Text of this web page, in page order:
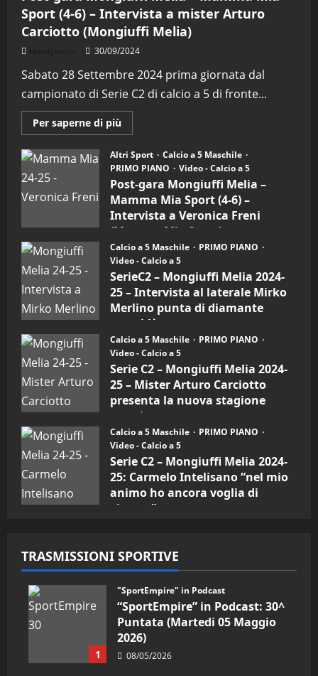
Sport (4-6) – Intervista a mister Arturo
Carciotto (Mongiuffi Melia)
30/09/2024
Sabato 28 Settembre 2024 prima giornata dal
campionato di Serie C2 di calcio a 5 di fronte...
Per saperne di più
informazioni
Post-
gara
Mongiuffi
Melia
–
Mamma
Mia
Sport
(4-
6)
–
Intervista
a
mister
Arturo
Carciotto
(Mongiuffi
Melia)
Altri Sport
Calcio a 5 Maschile
PRIMO PIANO
Video - Calcio a 5
Post-gara Mongiuffi Melia –
Mamma Mia Sport (4-6) –
Intervista a Veronica Freni
(Mamma Mia Sport)
30/09/2024
Calcio a 5 Maschile
PRIMO PIANO
Video - Calcio a 5
SerieC2 – Mongiuffi Melia 2024-
25 – Intervista al laterale Mirko
Merlino punta di diamante
rossoblù
26/09/2024
Calcio a 5 Maschile
PRIMO PIANO
Video - Calcio a 5
Serie C2 – Mongiuffi Melia 2024-
25 – Mister Arturo Carciotto
presenta la nuova stagione
sportiva
11/09/2024
Calcio a 5 Maschile
PRIMO PIANO
Video - Calcio a 5
Serie C2 – Mongiuffi Melia 2024-
25: Carmelo Intelisano “nel mio
animo ho ancora voglia di
vincere”
TRASMISSIONI SPORTIVE
1
"SportEmpire" in Podcast
“SportEmpire” in Podcast: 30^
Puntata (Martedi 05 Maggio
2026)
08/05/2026